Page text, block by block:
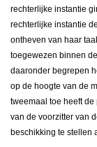
rechterlijke instantie
rechterlijke instantie
ontheven van haar
toegewezen binnen
daaronder begrepen
op de hoogte van de
tweemaal toe heeft
van de voorzitter van
beschikking te stellen